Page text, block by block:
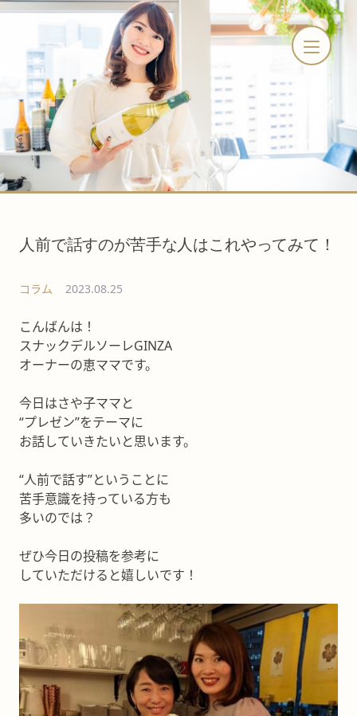
人前で話すのが苦手な人はこれやってみて！
コラム 2023.08.25
こんばんは！
スナックデルソーレGINZA
オーナーの恵ママです。
今日はさや子ママと
“プレゼン”をテーマに
お話していきたいと思います。
“人前で話す”ということに
苦手意識を持っている方も
多いのでは？
ぜひ今日の投稿を参考に
していただけると嬉しいです！